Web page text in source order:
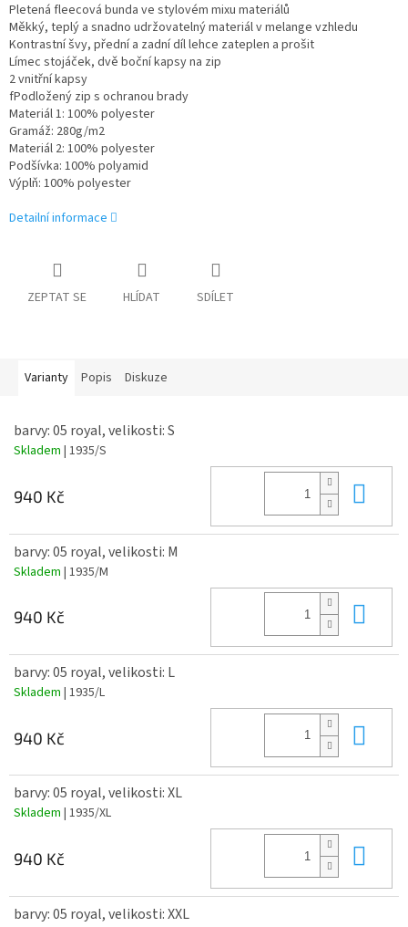
Pletená fleecová bunda ve stylovém mixu materiálů
Měkký, teplý a snadno udržovatelný materiál v melange vzhledu
Kontrastní švy, přední a zadní díl lehce zateplen a prošit
Límec stojáček, dvě boční kapsy na zip
2 vnitřní kapsy
fPodložený zip s ochranou brady
Materiál 1: 100% polyester
Gramáž: 280g/m2
Materiál 2: 100% polyester
Podšívka: 100% polyamid
Výplň: 100% polyester
Detailní informace
ZEPTAT SE HLÍDAT SDÍLET
Varianty Popis Diskuze
barvy: 05 royal, velikosti: S
Skladem | 1935/S
940 Kč
barvy: 05 royal, velikosti: M
Skladem | 1935/M
940 Kč
barvy: 05 royal, velikosti: L
Skladem | 1935/L
940 Kč
barvy: 05 royal, velikosti: XL
Skladem | 1935/XL
940 Kč
barvy: 05 royal, velikosti: XXL